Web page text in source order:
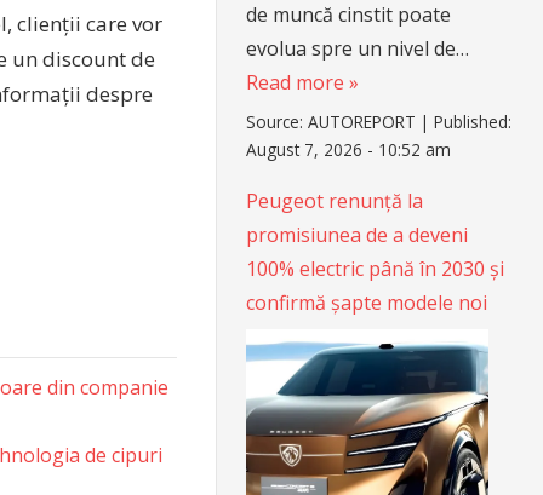
clienții care vor
un discount de
despre
din companie
de cipuri
de muncă cinstit poate
evolua spre un nivel de…
Read more »
Source:AUTOREPORT |Published:
August 7, 2026 - 10:52 am
Peugeot renunță la
promisiunea de a deveni
100% electric până în 2030 și
confirmă șapte modele noi